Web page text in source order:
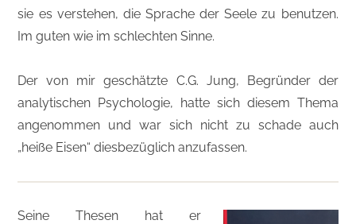
sie es verstehen, die Sprache der Seele zu benutzen.
Im guten wie im schlechten Sinne.
Der von mir geschätzte C.G. Jung, Begründer der
analytischen Psychologie, hatte sich diesem Thema
angenommen und war sich nicht zu schade auch
„heiße Eisen“ diesbezüglich anzufassen.
Seine Thesen hat er